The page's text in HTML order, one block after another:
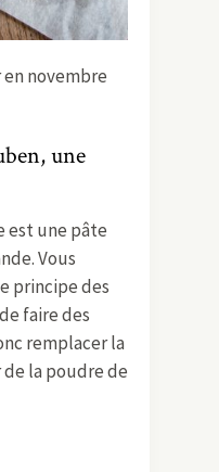
novembre
une
est une pâte
Vous
principe des
faire des
remplacer la
de la poudre de